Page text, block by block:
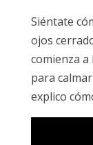
Siéntate
ojos
comienza
para
explico